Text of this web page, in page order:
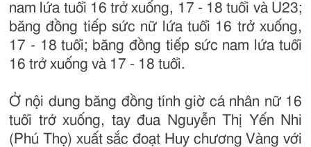
nam lứa tuổi 16 trở xuống, 17 - 18 tuổi và U23;
băng đồng tiếp sức nữ lứa tuổi 16 trở xuống,
17 - 18 tuổi; băng đồng tiếp sức nam lứa tuổi
16 trở xuống và 17 - 18 tuổi.
Ở nội dung băng đồng tính giờ cá nhân nữ 16
tuổi trở xuống, tay đua Nguyễn Thị Yến Nhi
(Phú Thọ) xuất sắc đoạt Huy chương Vàng với